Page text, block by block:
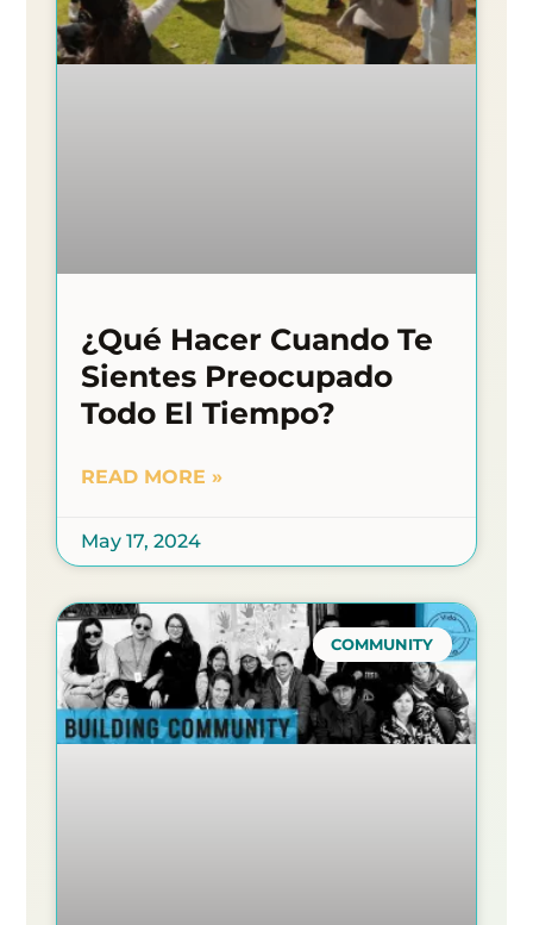
¿Qué Hacer Cuando Te
Sientes Preocupado
Todo El Tiempo?
READ MORE »
May 17, 2024
COMMUNITY